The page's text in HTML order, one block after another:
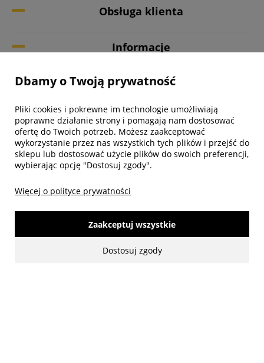
Obsługa klienta
Informacje
Twoje konto
Biuro obsługi klienta
www.mamezi.pl
Dbamy o Twoją prywatność
Pliki cookies i pokrewne im technologie umożliwiają
poprawne działanie strony i pomagają nam dostosować
ofertę do Twoich potrzeb. Możesz zaakceptować
wykorzystanie przez nas wszystkich tych plików i przejść do
sklepu lub dostosować użycie plików do swoich preferencji,
wybierając opcję "Dostosuj zgody".
Więcej o polityce prywatności
Dostosuj zgody
Zaakceptuj wszystkie